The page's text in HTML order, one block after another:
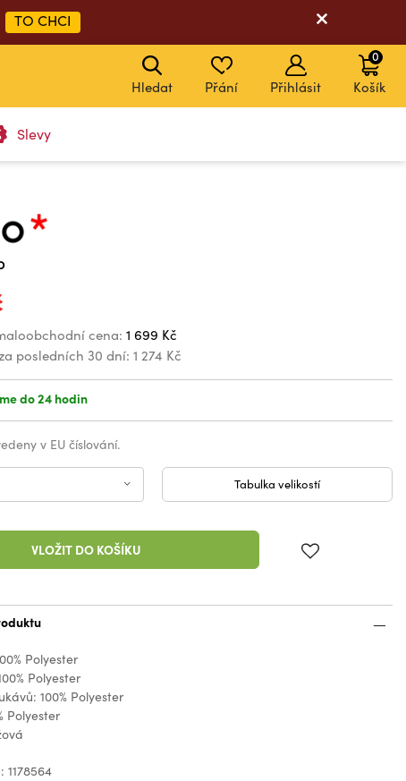
TO CHCI
Slevy
Hledat Přání Přihlásit Košík
0
cena: 1 699 Kč
posledních 30 dní: 1 274 Kč
do 24 hodin
v EU číslování.
Tabulka velikostí
VLOŽIT DO KOŠÍKU
Polyester
Polyester
100% Polyester
Polyester